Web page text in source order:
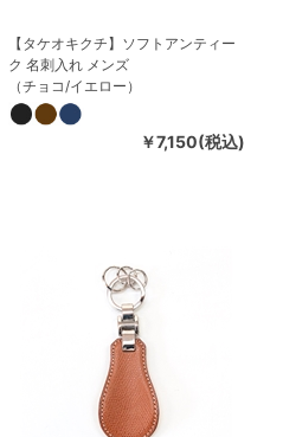
【タケオキクチ】ソフトアンティー
ク 名刺入れ メンズ
（チョコ/イエロー）
￥7,150(税込)